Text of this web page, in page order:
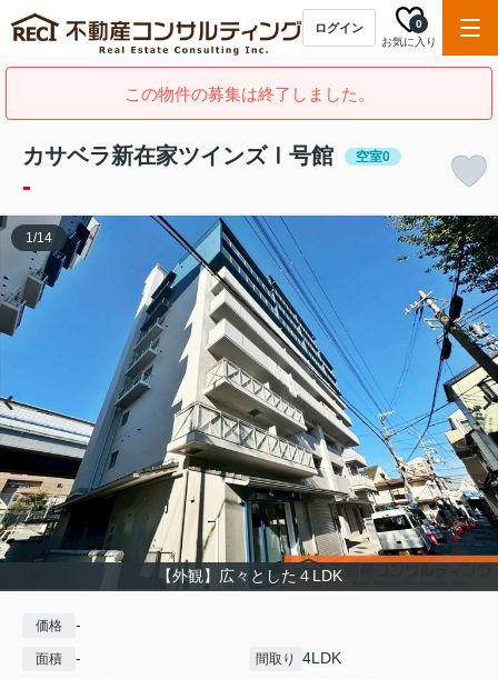
ログイン
お気に入り
0
この物件の募集は終了しました。
カサベラ新在家ツインズⅠ号館 空室0
-
【外観】広々とした４LDK
1/14
価格 -
面積 - 間取り 4LDK